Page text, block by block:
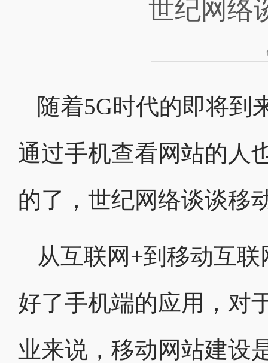
世纪网络
随着5G时代的即将到
通过手机查看网站的人
的了，世纪网络谈谈移
从互联网+到移动互
好了手机端的应用，对
业来说，移动网站建设